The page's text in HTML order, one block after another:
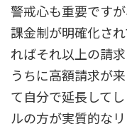
警戒心も重要です
課金制が明確化さ
ればそれ以上の請
うちに高額請求が
て自分で延長して
ルの方が実質的な